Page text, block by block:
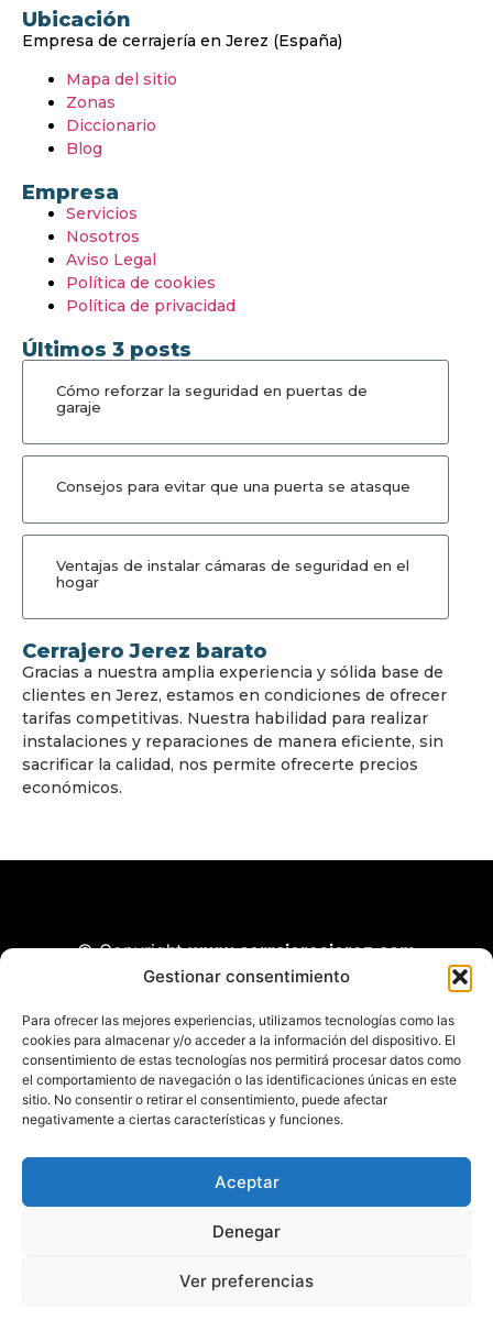
Gestionar consentimiento
Para ofrecer las mejores experiencias, utilizamos tecnologías como las
cookies para almacenar y/o acceder a la información del dispositivo. El
consentimiento de estas tecnologías nos permitirá procesar datos como
el comportamiento de navegación o las identificaciones únicas en este
sitio. No consentir o retirar el consentimiento, puede afectar
negativamente a ciertas características y funciones.
Aceptar
Denegar
Ver preferencias
Ubicación
Empresa de cerrajería en Jerez (España)
Mapa del sitio
Zonas
Diccionario
Blog
Empresa
Servicios
Nosotros
Aviso Legal
Política de cookies
Política de privacidad
Últimos 3 posts
Cómo reforzar la seguridad en puertas de
garaje
Consejos para evitar que una puerta se atasque
Ventajas de instalar cámaras de seguridad en el
hogar
Cerrajero Jerez barato
Gracias a nuestra amplia experiencia y sólida base de
clientes en Jerez, estamos en condiciones de ofrecer
tarifas competitivas. Nuestra habilidad para realizar
instalaciones y reparaciones de manera eficiente, sin
sacrificar la calidad, nos permite ofrecerte precios
económicos.
© Copyrightwww.cerrajerosjerez.com
Diseñado por Seoclic